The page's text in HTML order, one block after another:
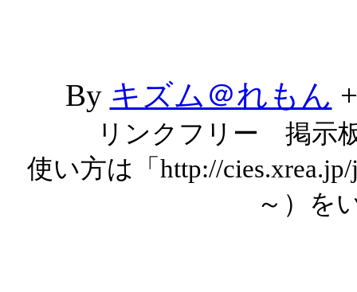
By キズム＠れもん
リンクフリー 掲示
使い方は「http://
～）を